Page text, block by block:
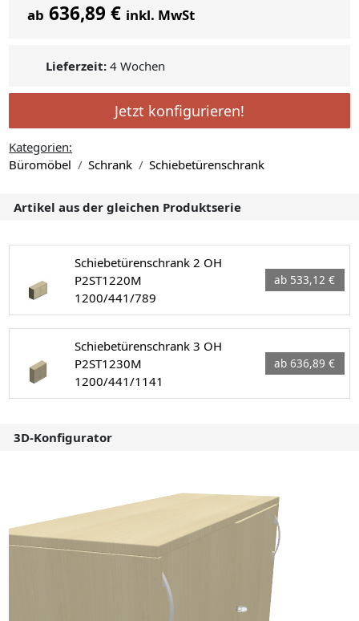
ab 636,89 € inkl. MwSt
Lieferzeit: 4 Wochen
Jetzt konfigurieren!
Kategorien:
Büromöbel
Schrank Schiebetürenschrank
Artikel aus der gleichen Produktserie
Schiebetürenschrank 2 OH
P2ST1220M
1200/441/789
ab 533,12 €
Schiebetürenschrank 3 OH
P2ST1230M
1200/441/1141
ab 636,89 €
3D-Konfigurator